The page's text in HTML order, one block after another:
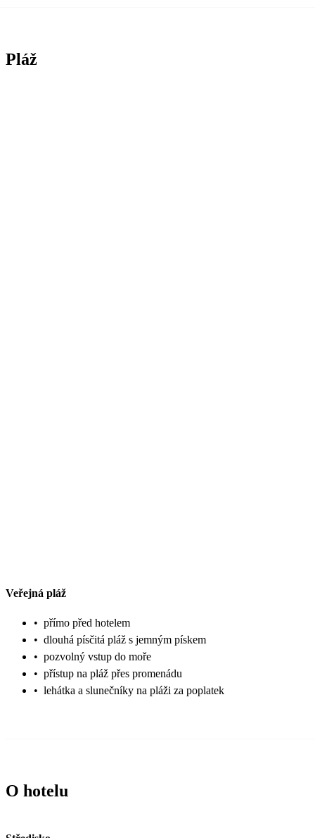
Pláž
Veřejná pláž
• přímo před hotelem
• dlouhá písčitá pláž s jemným pískem
• pozvolný vstup do moře
• přístup na pláž přes promenádu
• lehátka a slunečníky na pláži za poplatek
O hotelu